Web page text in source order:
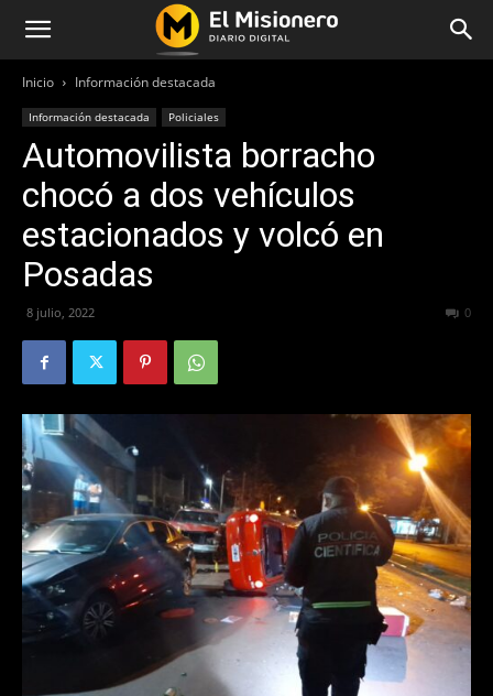
Inicio Información destacada
Información destacada Policiales
Automovilista borracho
chocó a dos vehículos
estacionados y volcó en
Posadas
8 julio, 2022 0